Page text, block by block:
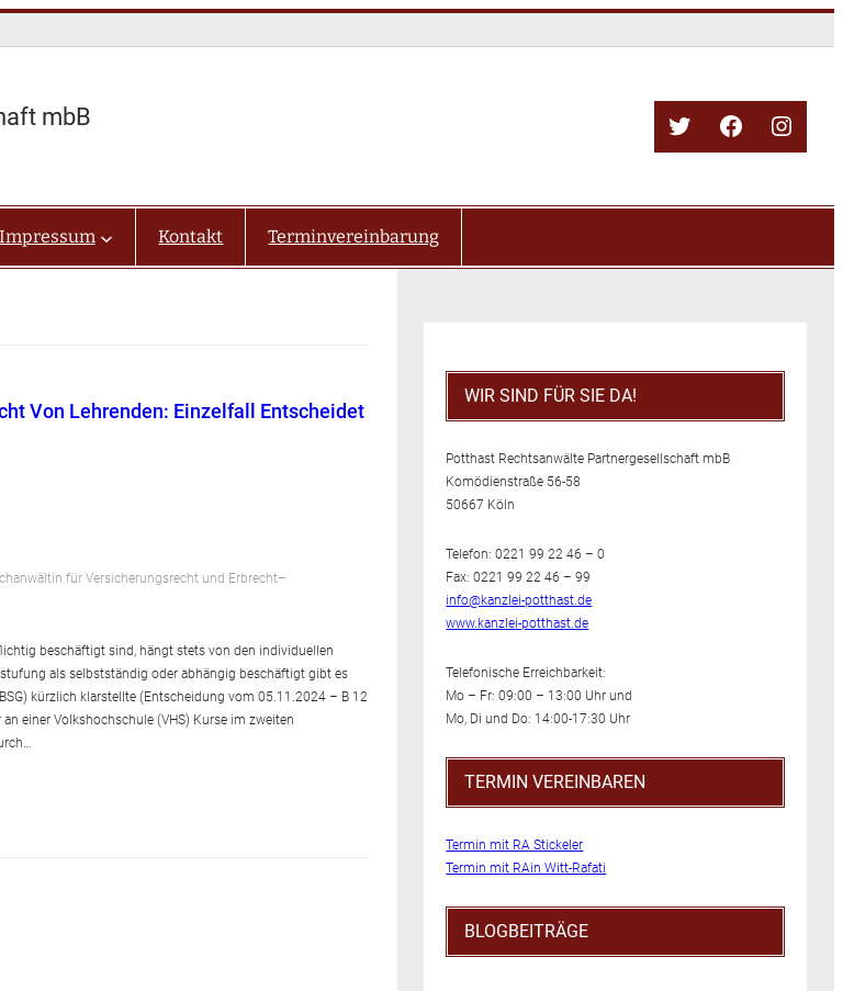
mbB TwitterFacebook
Impressum Kontakt Terminvereinbarung
Von Lehrenden: Einzelfall Entscheidet
für Versicherungsrecht und Erbrecht–
beschäftigt sind, hängt stets von den individuellen
als selbstständig oder abhängig beschäftigt gibt es
kürzlich klarstellte (Entscheidung vom 05.11.2024 – B 12
einer Volkshochschule (VHS) Kurse im zweiten
WIR SIND FÜR SIE DA!
Potthast Rechtsanwälte Partnergesellschaft mbB
Komödienstraße 56-58
50667 Köln
Telefon: 0221 99 22 46 – 0
Fax: 0221 99 22 46 – 99
info@kanzlei-potthast.de
www.kanzlei-potthast.de
Telefonische Erreichbarkeit:
Mo – Fr: 09:00 – 13:00 Uhr und
Mo, Di und Do: 14:00-17:30 Uhr
TERMIN VEREINBAREN
Termin mit RA Stickeler
Termin mit RAin Witt-Rafati
BLOGBEITRÄGE